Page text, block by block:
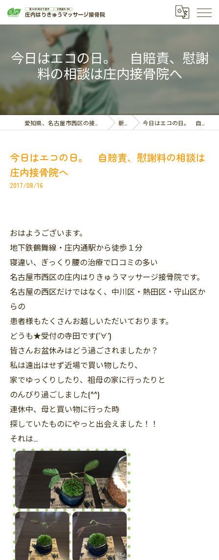
今日はエコの日。 自賠責、慰謝
料の相談は庄内接骨院へ
愛知県、名古屋市西区の接骨院なら庄内はりきゅうマッサージ接骨院 新着情報 今日はエコの日。 自賠責、慰謝料の相談は庄内接骨院へ
今日はエコの日。 自賠責、慰謝料の相談は
庄内接骨院へ
2017/08/16
おはようございます。
地下鉄鶴舞線・庄内通駅から徒歩１分
寝違い、ぎっくり腰の治療で口コミの多い
名古屋市西区の庄内はりきゅうマッサージ接骨院です。
名古屋の西区だけではなく、中川区・熱田区・守山区か
らの
患者様もたくさんお越しいただいております。
どうも★受付の寺田です(‘∀’)
皆さんお盆休みはどう過ごされましたか？
私は遠出はせず近場で買い物したり、
家でゆっくりしたり、祖母の家に行ったりと
のんびり過ごしました(^^)
連休中、母と買い物に行った時
探していたものにやっと出会えました！！
それは…